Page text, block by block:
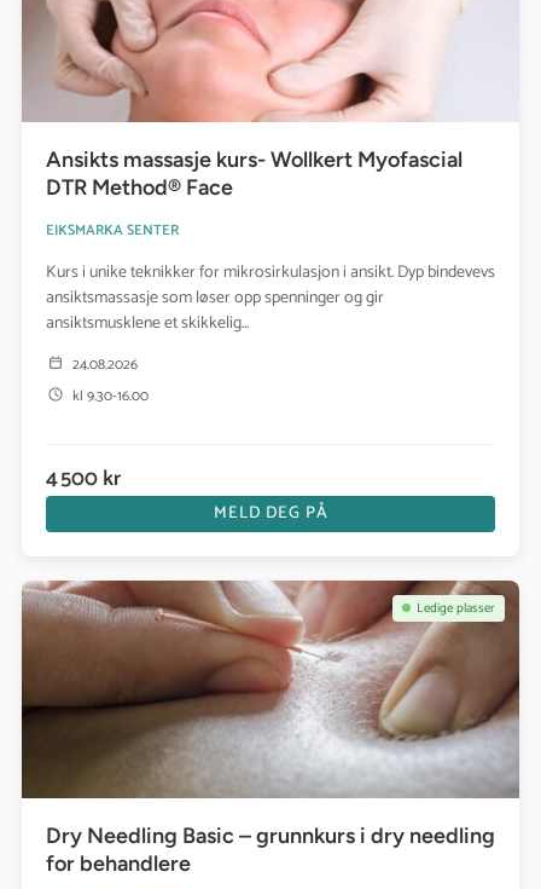
Ansikts massasje kurs- Wollkert Myofascial
DTR Method® Face
EIKSMARKA SENTER
Kurs i unike teknikker for mikrosirkulasjon i ansikt. Dyp bindevevs
ansiktsmassasje som løser opp spenninger og gir
ansiktsmusklene et skikkelig...
24.08.2026
kl 9.30-16.00
4 500 kr
MELD DEG PÅ
Se kurs: Dry Needling Basic – grunnkurs i dry needling for
Ledige plasser
Dry Needling Basic – grunnkurs i dry needling
for behandlere